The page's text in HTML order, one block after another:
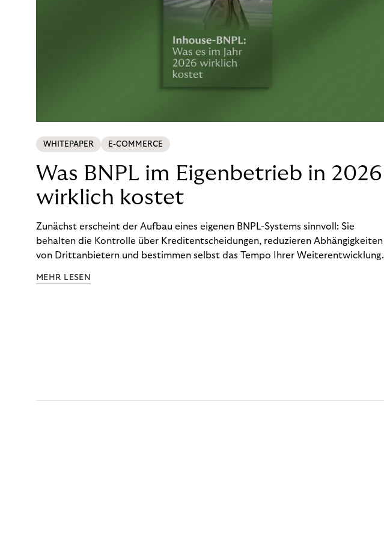
WHITEPAPER E-COMMERCE
Was BNPL im Eigenbetrieb in 2026
wirklich kostet
Zunächst erscheint der Aufbau eines eigenen BNPL-Systems sinnvoll: Sie
behalten die Kontrolle über Kreditentscheidungen, reduzieren Abhängigkeiten
von Drittanbietern und bestimmen selbst das Tempo Ihrer Weiterentwicklung.
über Betrugsprävention und Dispute Management bis hin zu regulatorischen
MEHR LESEN